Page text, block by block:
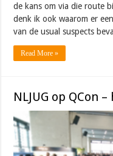
de kans om via die route
denk ik ook waarom er
van de usual suspects
Read More »
NLJUG op QCon